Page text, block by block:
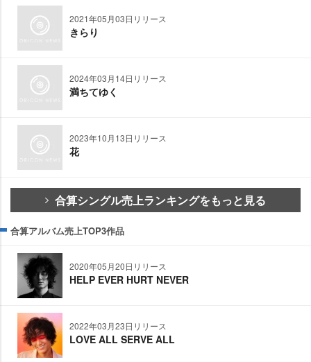
2021年05月03日リリース
きらり
2024年03月14日リリース
満ちてゆく
2023年10月13日リリース
花
合算シングル売上ランキングをもっと見る
合算アルバム売上TOP3作品
2020年05月20日リリース
HELP EVER HURT NEVER
2022年03月23日リリース
LOVE ALL SERVE ALL